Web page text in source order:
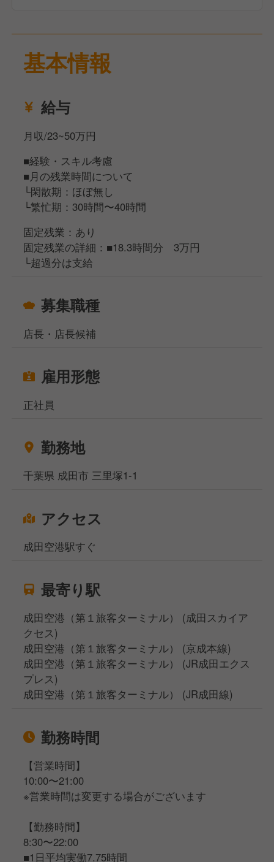
あなたの人柄や個性を活かし、お店を一緒に盛り上げ
ていきましょう！
基本情報
給与
月収/23~50万円
■経験・スキル考慮
■月の残業時間について
└閑散期：ほぼ無し
└繁忙期：30時間〜40時間
固定残業：あり
固定残業の詳細：■18.3時間分 3万円
└超過分は支給
募集職種
店長・店長候補
雇用形態
正社員
勤務地
千葉県 成田市 三里塚1-1
アクセス
成田空港駅すぐ
最寄り駅
成田空港（第１旅客ターミナル） (成田スカイア
クセス)
成田空港（第１旅客ターミナル） (京成本線)
成田空港（第１旅客ターミナル） (JR成田エクス
プレス)
成田空港（第１旅客ターミナル） (JR成田線)
勤務時間
【営業時間】
10:00〜21:00
※営業時間は変更する場合がございます
【勤務時間】
8:30〜22:00
■1日平均実働7.75時間